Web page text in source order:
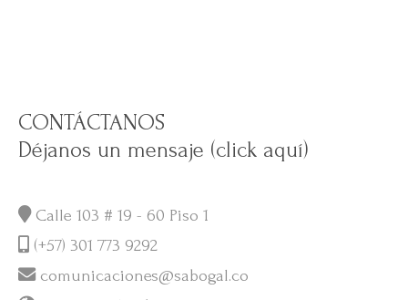
CONTÁCTANOS
Déjanos un mensaje (click aquí)
Calle 103 # 19 - 60 Piso 1
(+57) 301 773 9292
comunicaciones@sabogal.co